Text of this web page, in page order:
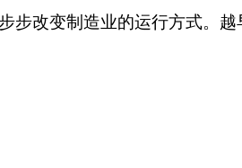
步改变制造业的运行方式。